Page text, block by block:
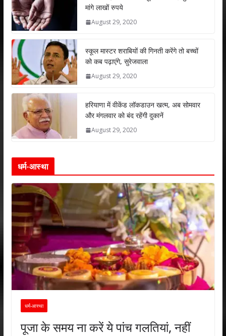
A
p
p
o
k
dI
n
मांगे लाखों रुपये
August 29, 2020
स्कूल मास्टर शराबियों की गिनती करेंगे तो बच्चों
को कब पढ़ाएंगे, सुरेजवाला
August 29, 2020
हरियाणा में वीकेंड लॉकडाउन खत्म, अब सोमवार
और मंगलवार को बंद रहेंगी दुकानें
August 29, 2020
धर्म-आस्था
धर्म-आस्था
पूजा के समय ना करें ये पांच गलतियां, नहीं